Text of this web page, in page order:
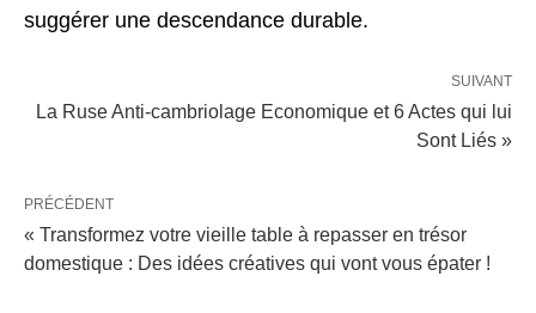
suggérer une descendance durable.
SUIVANT
La Ruse Anti-cambriolage Economique et 6 Actes qui lui
Sont Liés »
PRÉCÉDENT
« Transformez votre vieille table à repasser en trésor
domestique : Des idées créatives qui vont vous épater !